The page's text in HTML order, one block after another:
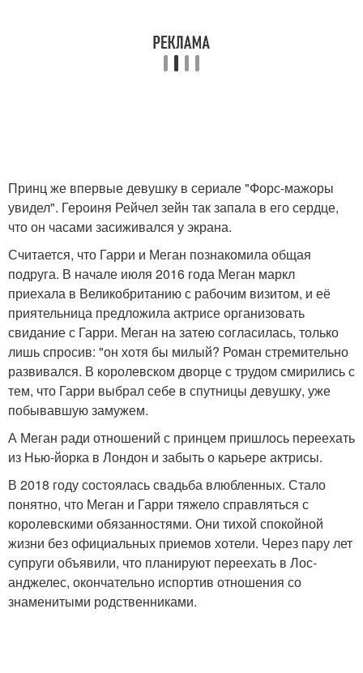
Принц же впервые девушку в сериале "Форс-мажоры
увидел". Героиня Рейчел зейн так запала в его сердце,
что он часами засиживался у экрана.
Считается, что Гарри и Меган познакомила общая
подруга. В начале июля 2016 года Меган маркл
приехала в Великобританию с рабочим визитом, и её
приятельница предложила актрисе организовать
свидание с Гарри. Меган на затею согласилась, только
лишь спросив: "он хотя бы милый? Роман стремительно
развивался. В королевском дворце с трудом смирились с
тем, что Гарри выбрал себе в спутницы девушку, уже
побывавшую замужем.
А Меган ради отношений с принцем пришлось переехать
из Нью-йорка в Лондон и забыть о карьере актрисы.
В 2018 году состоялась свадьба влюбленных. Стало
понятно, что Меган и Гарри тяжело справляться с
королевскими обязанностями. Они тихой спокойной
жизни без официальных приемов хотели. Через пару лет
супруги объявили, что планируют переехать в Лос-
анджелес, окончательно испортив отношения со
знаменитыми родственниками.